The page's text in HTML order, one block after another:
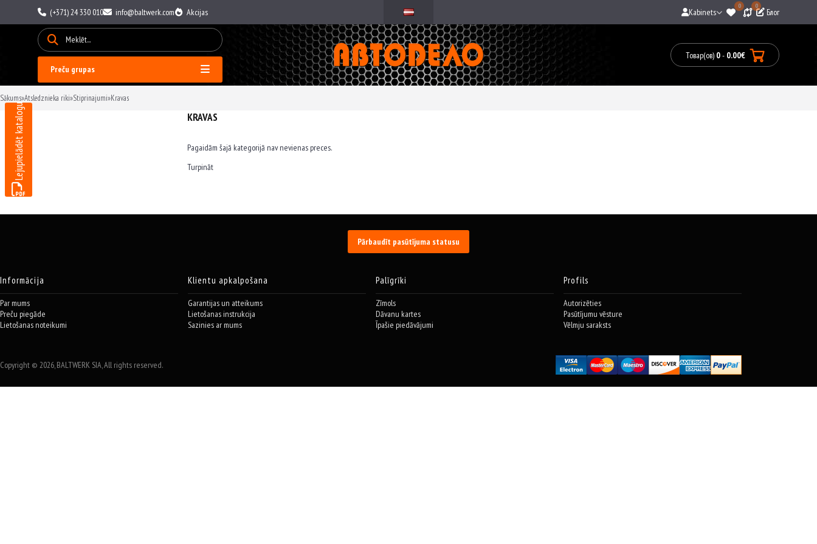
(+371) 24 330 010 info@baltwerk.com Akcijas Kabinets
0 0
Блог
Preču grupas
Товар(ов) 0- 0.00€
Lejupielādēt katalogu
Sākums»Atsledznieka riki»Stiprinajumi»Kravas
KRAVAS
Pagaidām šajā kategorijā nav nevienas preces.
Turpināt
Pārbaudīt pasūtījuma statusu
Informācija
Par mums
Preču piegāde
Lietošanas noteikumi
Klientu apkalpošana
Garantijas un atteikums
Lietošanas instrukcija
Sazinies ar mums
Palīgrīki
Zīmols
Dāvanu kartes
Īpašie piedāvājumi
Profils
Autorizēties
Pasūtījumu vēsture
Vēlmju saraksts
Copyright © 2026, BALTWERK SIA, All rights reserved.